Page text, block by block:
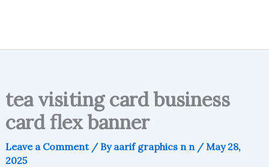
tea visiting card business
card flex banner
Leave a Comment / Byaarif graphics n n / May 28,
2025